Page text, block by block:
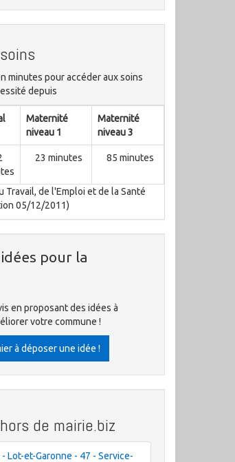
minutes pour accéder aux soins
depuis
Maternité
niveau 1
Maternité
niveau 3
23 minutes 85 minutes
Travail, de l'Emploi et de la Santé
05/12/2011)
pour la
en proposant des idées à
votre commune !
à déposer une idée !
de mairie.biz
- Lot-et-Garonne - 47 - Service-